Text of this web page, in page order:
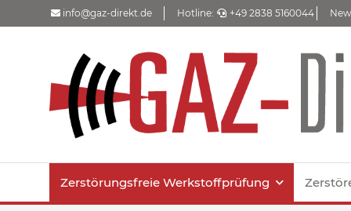
info@gaz-direkt.de Hotline: +49 2838 5160044
Zerstörungsfreie Werkstoffprüfung